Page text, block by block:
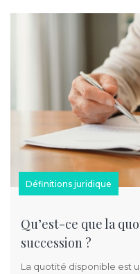
Définitions juridique
Qu’est-ce que la
succession ?
La quotité disponible est